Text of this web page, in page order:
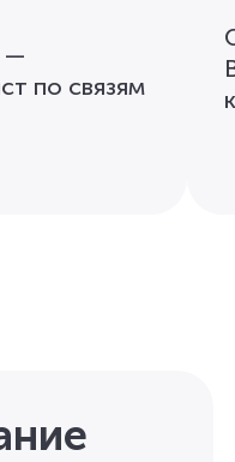
—
по связям